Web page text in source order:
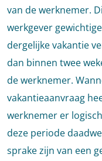
van de werknemer.
werkgever
dergelijke vakantie
dan binnen twee
de werknemer.
vakantieaanvraag
werknemer er
deze periode
sprake zijn van een